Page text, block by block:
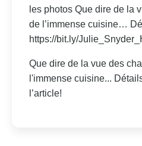
les photos Que dire de la
de l’immense cuisine…
https://bit.ly/
Que dire de la vue des
l'immense cuisine...
l’article!